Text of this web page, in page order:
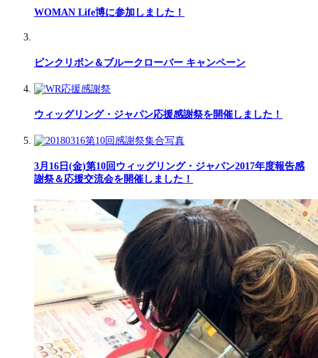
WOMAN Life博に参加しました！
ピンクリボン＆ブルークローバー キャンペーン
ウィッグリング・ジャパン応援感謝祭を開催しました！
3月16日(金)第10回ウィッグリング・ジャパン2017年度報告感
謝祭＆応援交流会を開催しました！